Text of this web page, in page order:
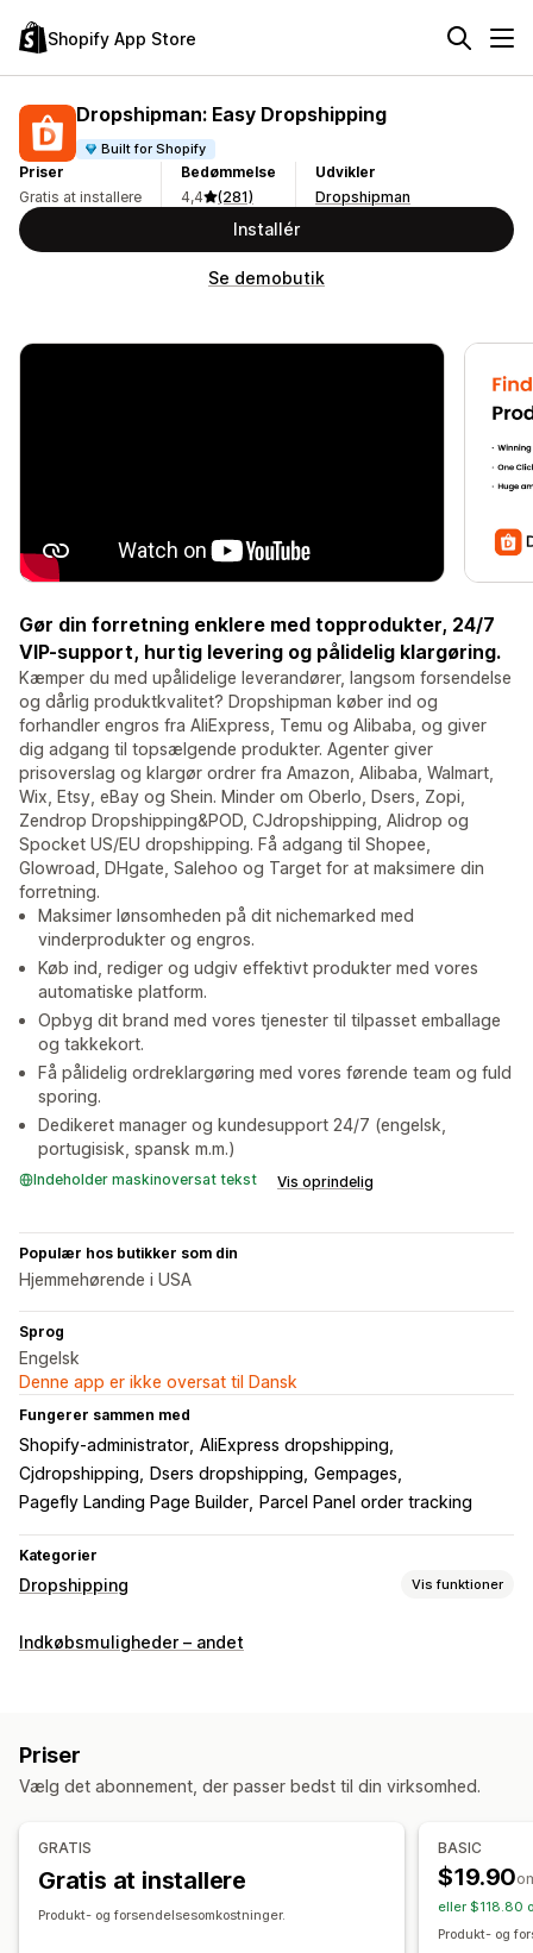
Shopify App Store
Dropshipman: Easy Dropshipping
Built for Shopify
Priser
Gratis at installere
Bedømmelse
4,4
(281)
Udvikler
Dropshipman
Installér
Se demobutik
Gør din forretning enklere med topprodukter, 24/7
VIP-support, hurtig levering og pålidelig klargøring.
Kæmper du med upålidelige leverandører, langsom forsendelse
og dårlig produktkvalitet? Dropshipman køber ind og
forhandler engros fra AliExpress, Temu og Alibaba, og giver
dig adgang til topsælgende produkter. Agenter giver
prisoverslag og klargør ordrer fra Amazon, Alibaba, Walmart,
Wix, Etsy, eBay og Shein. Minder om Oberlo, Dsers, Zopi,
Zendrop Dropshipping&POD, CJdropshipping, Alidrop og
Spocket US/EU dropshipping. Få adgang til Shopee,
Glowroad, DHgate, Salehoo og Target for at maksimere din
forretning.
Maksimer lønsomheden på dit nichemarked med
vinderprodukter og engros.
Køb ind, rediger og udgiv effektivt produkter med vores
automatiske platform.
Opbyg dit brand med vores tjenester til tilpasset emballage
og takkekort.
Få pålidelig ordreklargøring med vores førende team og fuld
sporing.
Dedikeret manager og kundesupport 24/7 (engelsk,
portugisisk, spansk m.m.)
Indeholder maskinoversat tekst Vis oprindelig
Populær hos butikker som din
Hjemmehørende i USA
Sprog
Engelsk
Denne app er ikke oversat til Dansk
Fungerer sammen med
Shopify-administrator AliExpress dropshipping
Cjdropshipping
Dsers dropshipping Gempages
Pagefly Landing Page Builder
Parcel Panel order tracking
Kategorier
Dropshipping Vis funktioner
Produkter, du kan sælge
Sportsprodukter
Hardware Auto
Indkøbslokationer
Kina
USA
Indkøbsmuligheder – andet
Priser
Vælg det abonnement, der passer bedst til din virksomhed.
GRATIS
Gratis at installere
Produkt- og forsendelsesomkostninger.
BASIC
$19.90
eller $118.80
Produkt- og